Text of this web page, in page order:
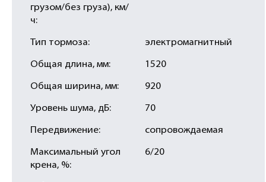
грузом/без груза), км/
ч:
Тип тормоза: электромагнитный
Общая длина, мм: 1520
Общая ширина, мм: 920
Уровень шума, дБ: 70
Передвижение: сопровождаемая
Максимальный угол
крена, %:
6/20